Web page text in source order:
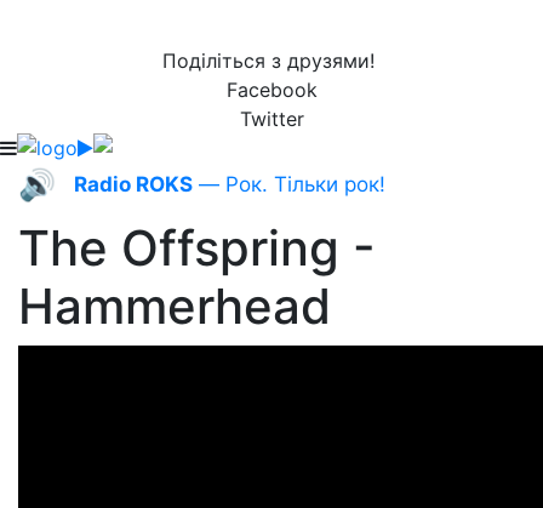
Поділіться з друзями!
Facebook
Twitter
🔊 Radio ROKS — Рок. Тільки рок!
The Offspring -
Hammerhead